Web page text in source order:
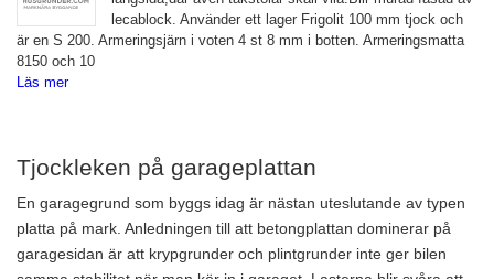
lecablock. Använder ett lager Frigolit 100 mm tjock och
är en S 200. Armeringsjärn i voten 4 st 8 mm i botten. Armeringsmatta
8150 och 10
Läs mer
Tjockleken på garageplattan
En garagegrund som byggs idag är nästan uteslutande av typen
platta på mark. Anledningen till att betongplattan dominerar på
garagesidan är att krypgrunder och plintgrunder inte ger bilen